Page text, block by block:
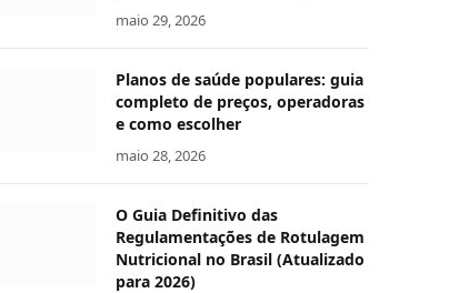
maio 29, 2026
Planos de saúde populares: guia
completo de preços, operadoras
e como escolher
maio 28, 2026
O Guia Definitivo das
Regulamentações de Rotulagem
Nutricional no Brasil (Atualizado
para 2026)